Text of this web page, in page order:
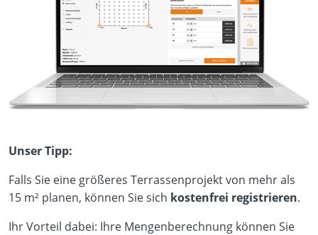
Unser Tipp:
Falls Sie eine größeres Terrassenprojekt von mehr als
15 m² planen, können Sie sich kostenfrei registrieren.
Ihr Vorteil dabei: Ihre Mengenberechnung können Sie